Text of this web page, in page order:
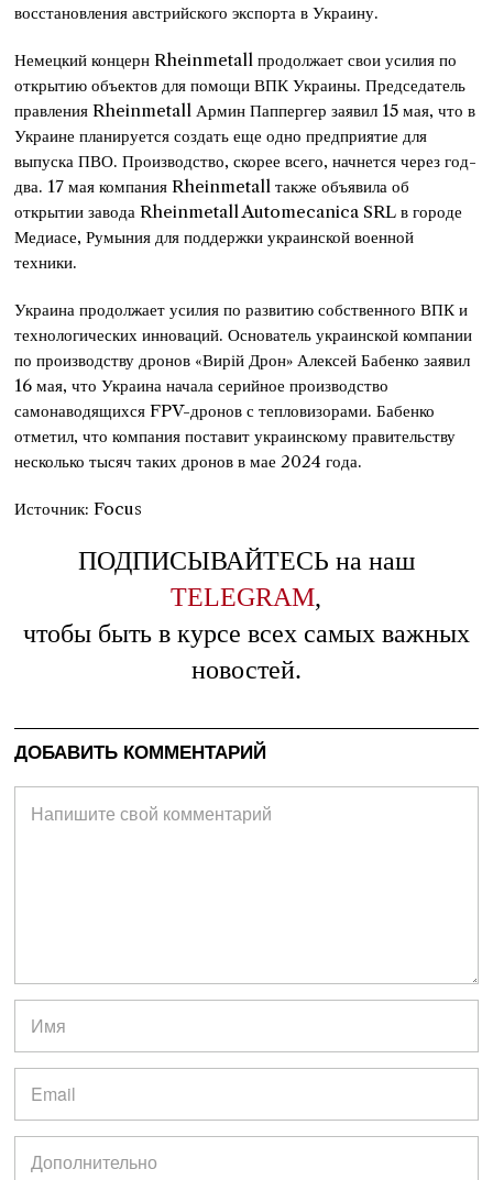
восстановления австрийского экспорта в Украину.
Немецкий концерн Rheinmetall продолжает свои усилия по
открытию объектов для помощи ВПК Украины. Председатель
правления Rheinmetall Армин Паппергер заявил 15 мая, что в
Украине планируется создать еще одно предприятие для
выпуска ПВО. Производство, скорее всего, начнется через год-
два. 17 мая компания Rheinmetall также объявила об
открытии завода Rheinmetall Automecanica SRL в городе
Медиасе, Румыния для поддержки украинской военной
техники.
Украина продолжает усилия по развитию собственного ВПК и
технологических инноваций. Основатель украинской компании
по производству дронов «Вирій Дрон» Алексей Бабенко заявил
16 мая, что Украина начала серийное производство
самонаводящихся FPV-дронов с тепловизорами. Бабенко
отметил, что компания поставит украинскому правительству
несколько тысяч таких дронов в мае 2024 года.
Источник: Focus
ПОДПИСЫВАЙТЕСЬ на наш
TELEGRAM,
чтобы быть в курсе всех самых важных
новостей.
ДОБАВИТЬ КОММЕНТАРИЙ